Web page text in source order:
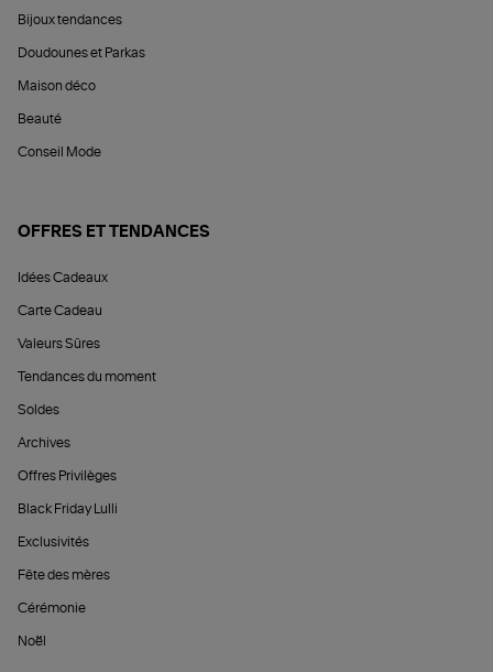
Bijoux tendances
Doudounes et Parkas
Maison déco
Beauté
Conseil Mode
OFFRES ET TENDANCES
Idées Cadeaux
Carte Cadeau
Valeurs Sûres
Tendances du moment
Soldes
Archives
Offres Privilèges
Black Friday Lulli
Exclusivités
Fête des mères
Cérémonie
Noël